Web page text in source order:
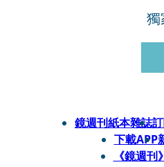
獨
鏡週刊紙本雜誌
下載APP
《鏡週